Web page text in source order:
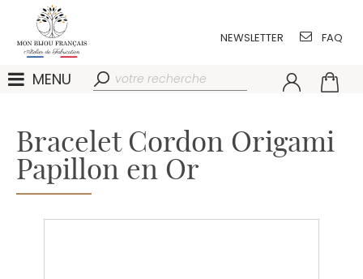
NEWSLETTER FAQ
MENU
Bracelet Cordon Origami
Papillon en Or